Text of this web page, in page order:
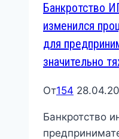
Банкротство
изменился
для
значительно
От154
Банкротство